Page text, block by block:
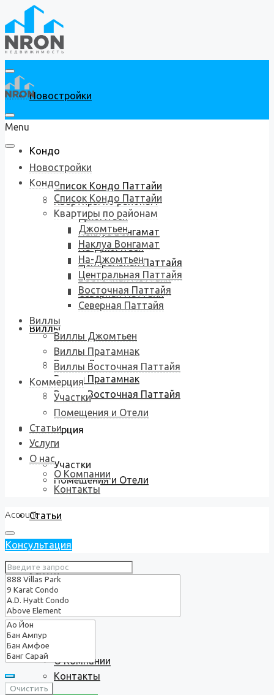
Новостройки
Кондо
Список Кондо Паттайи
Квартиры по районам
Джомтьен
Наклуа Вонгамат
На-Джомтьен
Центральная Паттайя
Восточная Паттайя
Северная Паттайя
Виллы
Виллы Джомтьен
Виллы Пратамнак
Виллы Восточная Паттайя
Коммерция
Участки
Помещения и Отели
Статьи
Услуги
О нас
О Компании
Контакты
Menu
Новостройки
Кондо
Список Кондо Паттайи
Квартиры по районам
Джомтьен
Наклуа Вонгамат
На-Джомтьен
Центральная Паттайя
Восточная Паттайя
Северная Паттайя
Виллы
Виллы Джомтьен
Виллы Пратамнак
Виллы Восточная Паттайя
Коммерция
Участки
Помещения и Отели
Статьи
Услуги
О нас
О Компании
Контакты
Account
Консультация
Очистить